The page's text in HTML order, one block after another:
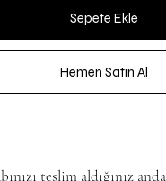
Sepete Ekle
Hemen Satın Al
teslim aldığınız